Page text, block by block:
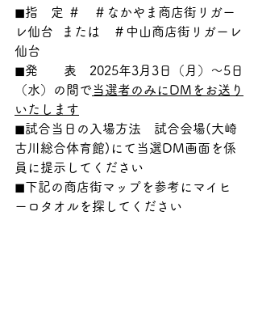
​◼︎指　定 ＃　＃なかやま商店街リガー
レ仙台  または　＃中山商店街リガーレ
仙台
◼︎発　　表　2025年3月3日（月）〜5日
（水）の間で当選者のみにDMをお送り
いたします
​◼︎試合当日の入場方法　試合会場(大崎
古川総合体育館)にて当選DM画面を係
員に提示してください
◼︎下記の商店街マップを参考にマイヒ
ーロタオルを探してください